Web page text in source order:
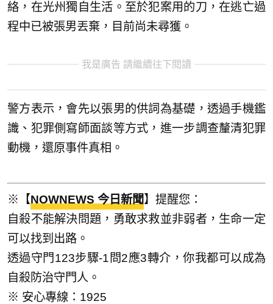
絡，在光州獨自生活。至於犯案用的刀，在逃亡過
程中已被張男丟棄，目前尚未尋獲。
我是廣告 請繼續往下閱讀
警方表示，會先以張男的供詞為基礎，透過手機鑑
識、犯罪側寫師面談等方式，進一步調查釐清犯罪
動機，還原事件真相。
※【NOWNEWS 今日新聞】提醒您：
自殺不能解決問題，勇敢求救並非弱者，生命一定
可以找到出路。
透過守門123步驟-1問2應3轉介，你我都可以成為
自殺防治守門人。
※ 安心專線：1925